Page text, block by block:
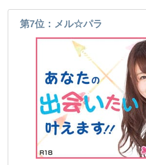
第7位：メル☆パラ